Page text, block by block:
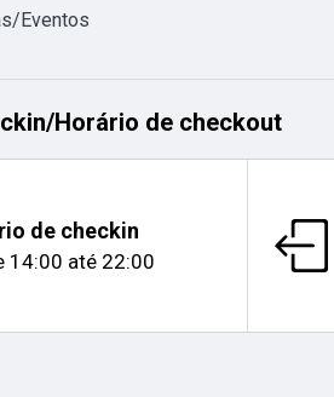
Eventos
/Horário de checkout
de checkin
14:00 até 22:00